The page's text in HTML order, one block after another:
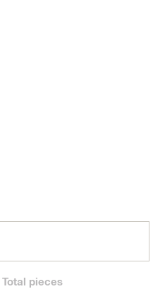
Total pieces